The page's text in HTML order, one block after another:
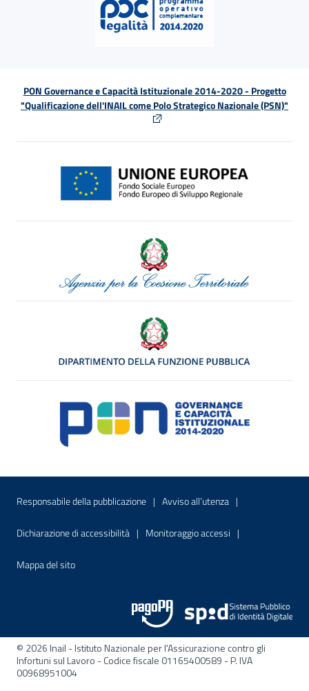
PON Governance e Capacità Istituzionale 2014-2020 - Progetto
"Qualificazione dell'INAIL come Polo Strategico Nazionale (PSN)"
Menu di servizio
Responsabile della pubblicazione Sito interno - Apre in una nuova
Avviso all’utenza Sito interno -
Dichiarazione di accessibilità Sito interno - Apre in una nuova finestra
Monitoraggio accessi Sito interno -
Mappa del sitoSito interno - Apre nella stessa finestra
© 2026 Inail - Istituto Nazionale per l'Assicurazione contro gli
Infortuni sul Lavoro - Codice fiscale 01165400589 - P. IVA
00968951004